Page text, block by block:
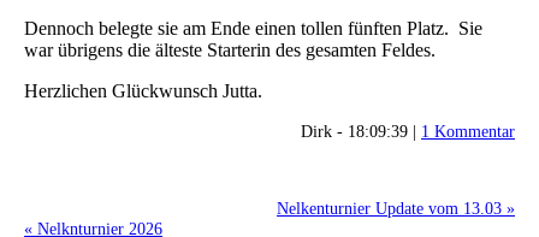
Dennoch belegte sie am Ende einen tollen fünften Platz. Sie
war übrigens die älteste Starterin des gesamten Feldes.
Herzlichen Glückwunsch Jutta.
Dirk - 18:09:39 | 1 Kommentar
Nelkenturnier Update vom 13.03 »
« Nelknturnier 2026